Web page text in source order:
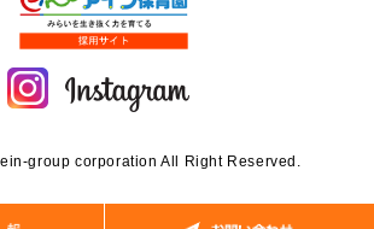
group corporation All Right Reserved.